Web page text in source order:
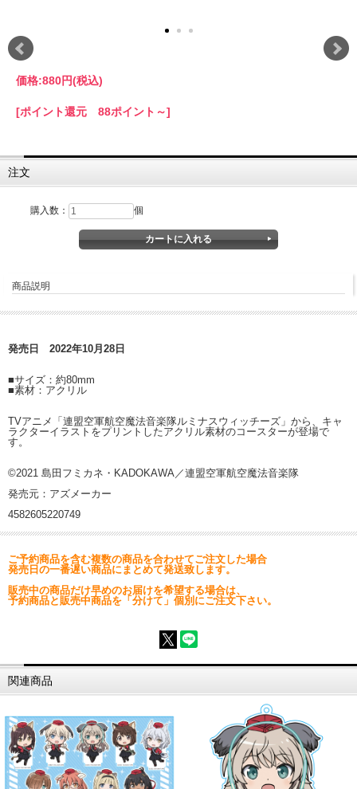
価格:880円(税込)
[ポイント還元 88ポイント～]
注文
購入数： 個
商品説明
発売日 2022年10月28日
■サイズ：約80mm
■素材：アクリル
TVアニメ「連盟空軍航空魔法音楽隊ルミナスウィッチーズ」から、キャ
ラクターイラストをプリントしたアクリル素材のコースターが登場で
す。
©2021 島田フミカネ・KADOKAWA／連盟空軍航空魔法音楽隊
発売元：アズメーカー
4582605220749
ご予約商品を含む複数の商品を合わせてご注文した場合
発売日の一番遅い商品にまとめて発送致します。
販売中の商品だけ早めのお届けを希望する場合は、
予約商品と販売中商品を「分けて」個別にご注文下さい。
関連商品